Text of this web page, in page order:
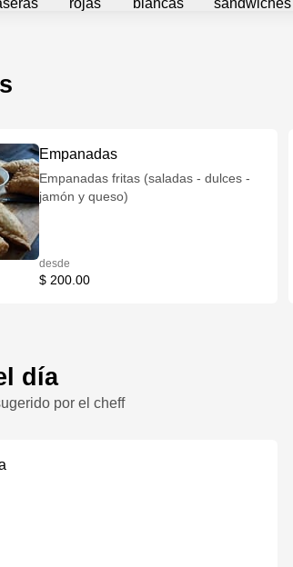
rojas
blancas
sandwiches
Empanadas
Empanadas fritas (saladas - dulces -
jamón y queso)
desde
$ 200.00
día
por el cheff